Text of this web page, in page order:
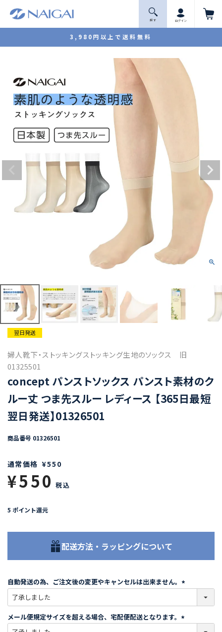
3,980円以上で送料無料
探 す ログイン
翌日発送
婦人靴下・ストッキングストッキング生地のソックス 旧
01325501
concept パンストソックス パンスト素材のク
ルー丈 つま先スルー レディース 【365日最短
翌日発送】01326501
商品番号 01326501
通常価格 ¥550
¥550 税込
5 ポイント還元
配送方法・ラッピングについて
自動発送の為、ご注文後の変更やキャンセルは出来ません。
必
)
メール便規定サイズを超える場合、宅配便配送となります。